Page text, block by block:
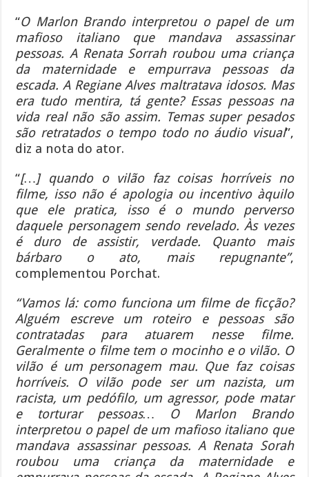
“O Marlon Brando interpretou o papel de um
mafioso italiano que mandava assassinar
pessoas. A Renata Sorrah roubou uma criança
da maternidade e empurrava pessoas da
escada. A Regiane Alves maltratava idosos. Mas
era tudo mentira, tá gente? Essas pessoas na
vida real não são assim. Temas super pesados
são retratados o tempo todo no áudio visual”,
diz a nota do ator.
“[…] quando o vilão faz coisas horríveis no
filme, isso não é apologia ou incentivo àquilo
que ele pratica, isso é o mundo perverso
daquele personagem sendo revelado. Às vezes
é duro de assistir, verdade. Quanto mais
bárbaro o ato, mais repugnante”,
complementou Porchat.
“Vamos lá: como funciona um filme de ficção?
Alguém escreve um roteiro e pessoas são
contratadas para atuarem nesse filme.
Geralmente o filme tem o mocinho e o vilão. O
vilão é um personagem mau. Que faz coisas
horríveis. O vilão pode ser um nazista, um
racista, um pedófilo, um agressor, pode matar
e torturar pessoas… O Marlon Brando
interpretou o papel de um mafioso italiano que
mandava assassinar pessoas. A Renata Sorah
roubou uma criança da maternidade e